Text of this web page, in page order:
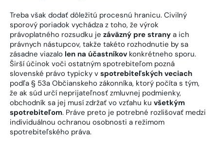
Treba však dodať dôležitú procesnú hranicu. Civilný
sporový poriadok vychádza z toho, že výrok
právoplatného rozsudku je záväzný pre strany a ich
právnych nástupcov, takže takéto rozhodnutie by sa
zásadne viazalo len na účastníkov konkrétneho sporu.
Širší účinok voči ostatným spotrebiteľom pozná
slovenské právo typicky v spotrebiteľských veciach
podľa § 53a Občianskeho zákonníka, ktorý počíta s tým,
že ak súd určí neprijateľnosť zmluvnej podmienky,
obchodník sa jej musí zdržať vo vzťahu ku všetkým
spotrebiteľom. Práve preto je potrebné rozlišovať medzi
individuálnou ochranou osobnosti a režimom
spotrebiteľského práva.